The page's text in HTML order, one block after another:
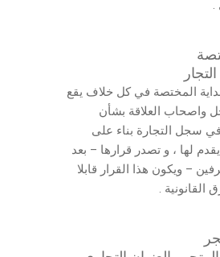
.
المختصة في كل خلاف يقع
واصحاب العلاقة بشأن
سجل التجارة بناء على
لها ، و تصدر قرارها – بعد
– ويكون هذا القرار قابلا
القانونية .